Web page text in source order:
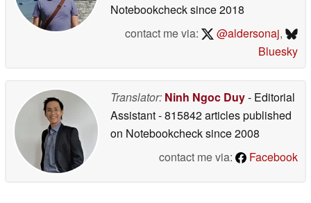
Notebookchecksince 2018
contact me via:
@aldersonaj,
Bluesky
Translator: Ninh Ngoc Duy- Editorial
Assistant- 815842 articles published
on Notebookchecksince 2008
contact me via:
Facebook